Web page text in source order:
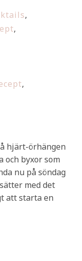
,
,
,
hjärt-örhängen
byxor som
nu på söndag
med det
att starta en